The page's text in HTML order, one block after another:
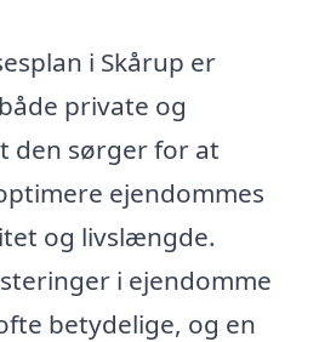
i Skårup er
private og
den sørger for at
ejendommes
og livslængde.
i ejendomme
betydelige, og en